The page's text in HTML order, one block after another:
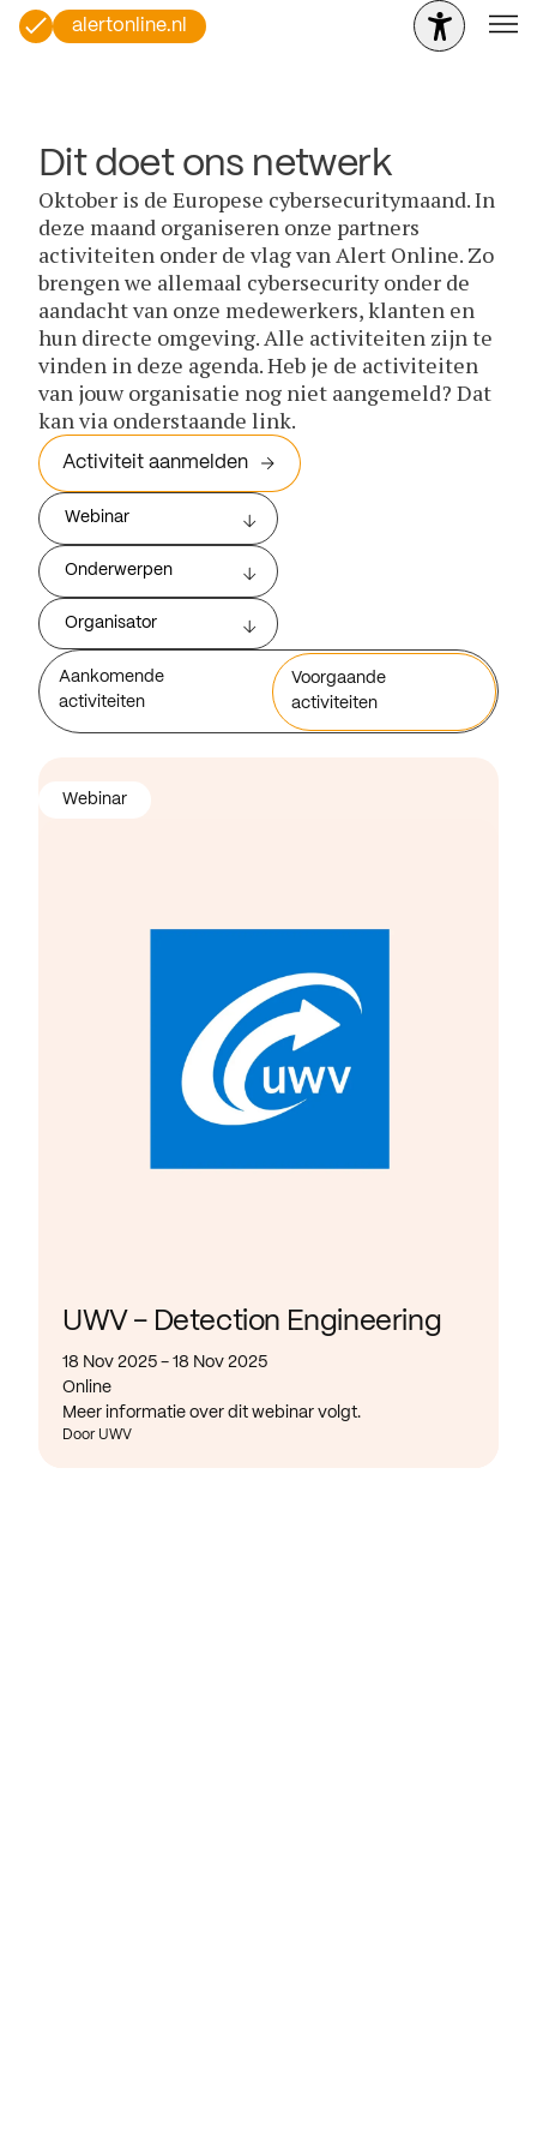
alertonline.nl
Dit doet ons netwerk
Oktober is de Europese cybersecuritymaand. In
deze maand organiseren onze partners
activiteiten onder de vlag van Alert Online. Zo
brengen we allemaal cybersecurity onder de
aandacht van onze medewerkers, klanten en
hun directe omgeving. Alle activiteiten zijn te
vinden in deze agenda. Heb je de activiteiten
van jouw organisatie nog niet aangemeld? Dat
kan via onderstaande link.
Activiteit aanmelden
Webinar
Onderwerpen
Organisator
Aankomende
activiteiten
Voorgaande
activiteiten
UWV - Detection Engineering
18 Nov 2025 - 18 Nov 2025
Online
Meer informatie over dit webinar volgt.
Door UWV
Webinar